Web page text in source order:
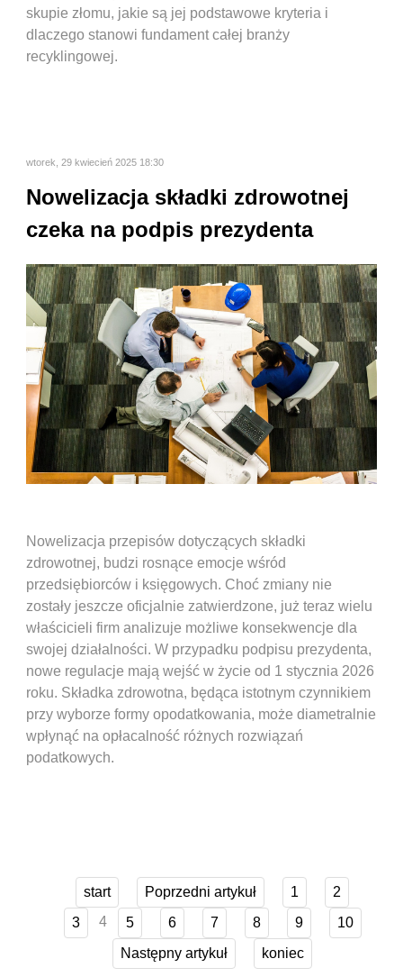
skupie złomu, jakie są jej podstawowe kryteria i
dlaczego stanowi fundament całej branży
recyklingowej.
wtorek, 29 kwiecień 2025 18:30
Nowelizacja składki zdrowotnej
czeka na podpis prezydenta
Nowelizacja przepisów dotyczących składki
zdrowotnej, budzi rosnące emocje wśród
przedsiębiorców i księgowych. Choć zmiany nie
zostały jeszcze oficjalnie zatwierdzone, już teraz wielu
właścicieli firm analizuje możliwe konsekwencje dla
swojej działalności. W przypadku podpisu prezydenta,
nowe regulacje mają wejść w życie od 1 stycznia 2026
roku. Składka zdrowotna, będąca istotnym czynnikiem
przy wyborze formy opodatkowania, może diametralnie
wpłynąć na opłacalność różnych rozwiązań
podatkowych.
start Poprzedni artykuł 1
2
3
4 5 6 7 8 9
10
Następny artykuł
koniec